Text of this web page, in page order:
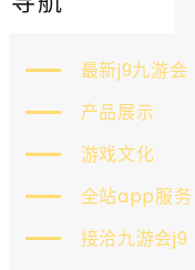
最新j9九游会
产品展示
游戏文化
全站app服务
接洽九游会j9